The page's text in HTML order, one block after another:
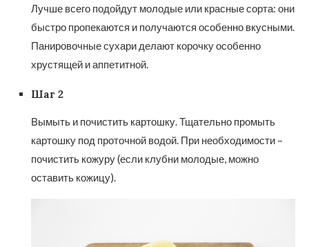
Лучше всего подойдут молодые или красные сорта: они
быстро пропекаются и получаются особенно вкусными.
Панировочные сухари делают корочку особенно
хрустящей и аппетитной.
Шаг 2
Вымыть и почистить картошку. Тщательно промыть
картошку под проточной водой. При необходимости –
почистить кожуру (если клубни молодые, можно
оставить кожицу).